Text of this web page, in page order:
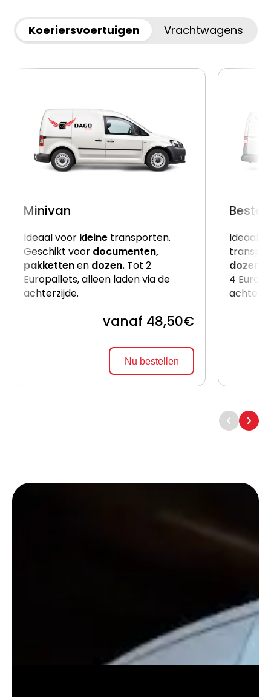
Koeriersvoertuigen Vrachtwagens
Minivan
Ideaal voor kleine transporten.
Geschikt voor documenten,
pakkettenen dozen. Tot 2
Europallets, alleen laden via de
achterzijde.
vanaf 48,50€
Nu bestellen
Ideaal
dozen
4